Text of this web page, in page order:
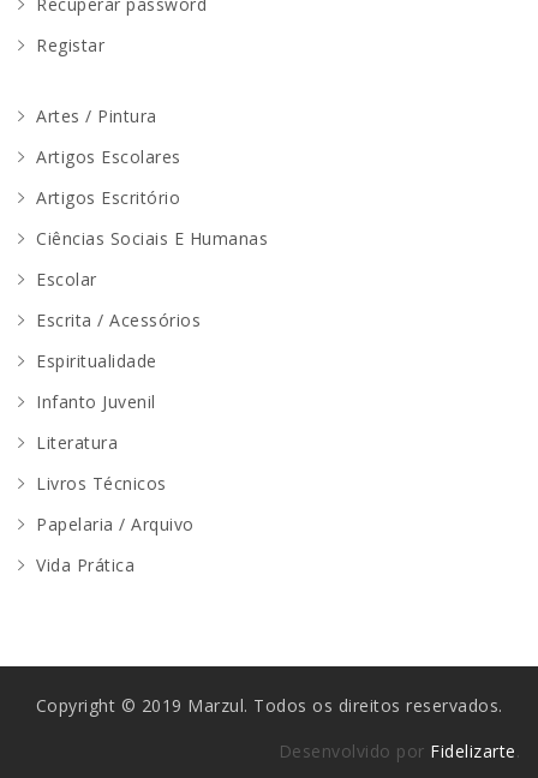
Recuperar password
Registar
Artes / Pintura
Artigos Escolares
Artigos Escritório
Ciências Sociais E Humanas
Escolar
Escrita / Acessórios
Espiritualidade
Infanto Juvenil
Literatura
Livros Técnicos
Papelaria / Arquivo
Vida Prática
Copyright © 2019 Marzul. Todos os direitos reservados.
Desenvolvido por Fidelizarte.